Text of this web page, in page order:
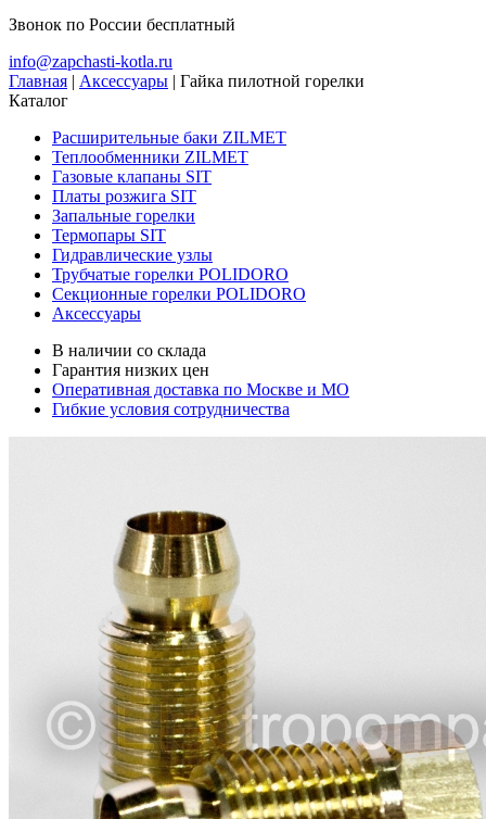
Звонок по России бесплатный
info@zapchasti-kotla.ru
Главная | Аксессуары | Гайка пилотной горелки
Каталог
Расширительные баки ZILMET
Теплообменники ZILMET
Газовые клапаны SIT
Платы розжига SIT
Запальные горелки
Термопары SIT
Гидравлические узлы
Трубчатые горелки POLIDORO
Секционные горелки POLIDORO
Аксессуары
В наличии со склада
Гарантия низких цен
Оперативная доставка по Москве и МО
Гибкие условия сотрудничества